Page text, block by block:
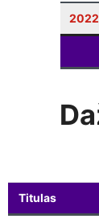
Titulas